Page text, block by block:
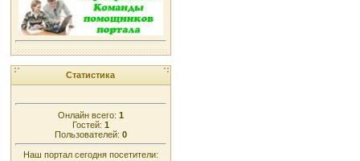
Статистика
Онлайн всего: 1
Гостей: 1
Пользователей: 0
Наш портал сегодня посетители: